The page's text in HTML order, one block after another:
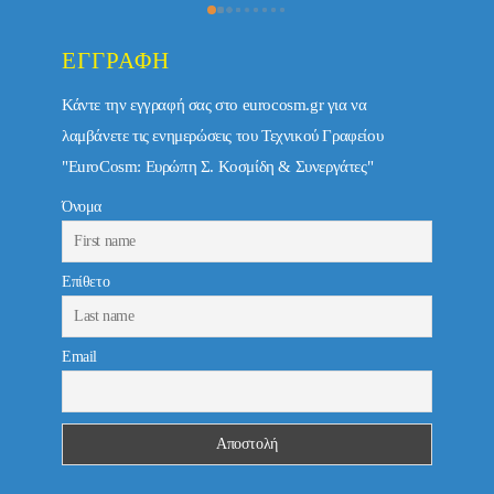
ΕΓΓΡΑΦΉ
Κάντε την εγγραφή σας στο eurocosm.gr για να
λαμβάνετε τις ενημερώσεις του Τεχνικού Γραφείου
"EuroCosm: Ευρώπη Σ. Κοσμίδη & Συνεργάτες"
Όνομα
Επίθετο
Email